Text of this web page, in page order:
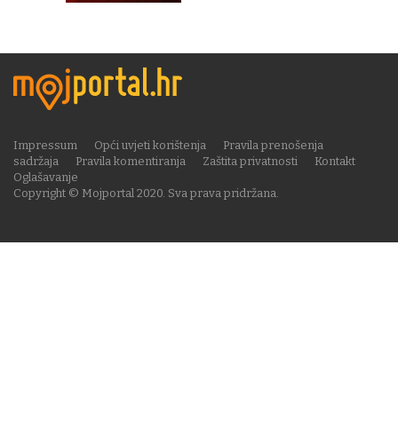
Copyright © Mojportal 2020. Sva prava pridržana.
Impressum Opći uvjeti korištenja
Pravila prenošenja
sadržaja
Pravila komentiranja Zaštita privatnosti
Kontakt
Oglašavanje